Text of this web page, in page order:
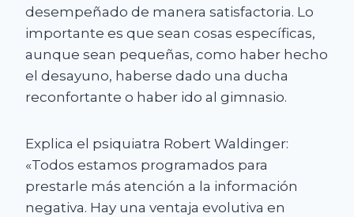
desempeñado de manera satisfactoria. Lo
importante es que sean cosas específicas,
aunque sean pequeñas, como haber hecho
el desayuno, haberse dado una ducha
reconfortante o haber ido al gimnasio.
Explica el psiquiatra Robert Waldinger:
«Todos estamos programados para
prestarle más atención a la información
negativa. Hay una ventaja evolutiva en